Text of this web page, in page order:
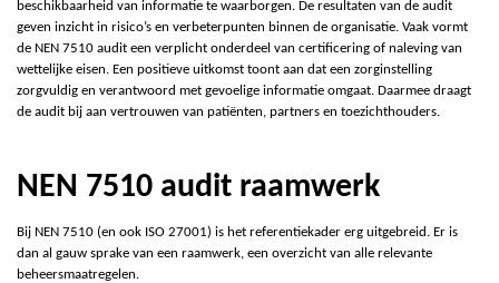
beschikbaarheid van informatie te waarborgen. De resultaten van de audit
geven inzicht in risico’s en verbeterpunten binnen de organisatie. Vaak vormt
de NEN 7510 audit een verplicht onderdeel van certificering of naleving van
wettelijke eisen. Een positieve uitkomst toont aan dat een zorginstelling
zorgvuldig en verantwoord met gevoelige informatie omgaat. Daarmee draagt
de audit bij aan vertrouwen van patiënten, partners en toezichthouders.
NEN 7510 audit raamwerk
Bij NEN 7510 (en ook ISO 27001) is het referentiekader erg uitgebreid. Er is
dan al gauw sprake van een raamwerk, een overzicht van alle relevante
beheersmaatregelen.